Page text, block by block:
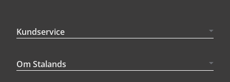
Kundservice
Om Stalands